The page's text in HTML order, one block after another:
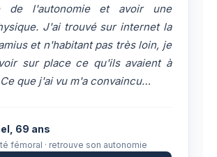
de l'autonomie et avoir une
J'ai trouvé sur internet la
et n'habitant pas très loin, je
sur place ce qu'ils avaient à
que j'ai vu m'a convaincu…
69 ans
fémoral · retrouve son autonomie